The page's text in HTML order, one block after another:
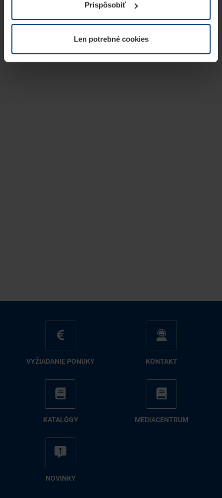
potrebujeme Vaše povolenie. Vaše povolenie môžete
kedykoľvek zmeniť alebo odvolať vo vysvetlení cookie
našej webovej stránky.
Prispôsobiť
Len potrebné cookies
VY­ŽIA­DA­NIE PO­NU­KY KON­TAKT
KA­TA­LÓ­GY ME­DIA­CEN­TRUM
NO­VIN­KY